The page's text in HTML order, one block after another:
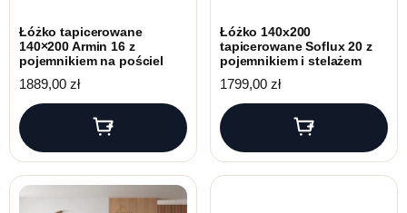
Łóżko tapicerowane
140×200 Armin 16 z
pojemnikiem na pościel
1889,00 zł
Łóżko 140x200
tapicerowane Soflux 20 z
pojemnikiem i stelażem
1799,00 zł